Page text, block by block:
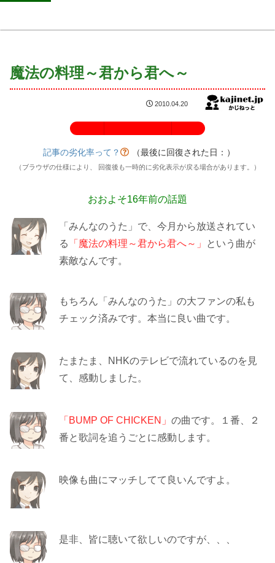
魔法の料理～君から君へ～
2010.04.20
記事の劣化率って？ （最後に回復された日： ）
（ブラウザの仕様により、 回復後も一時的に劣化表示が戻る場合があります。）
おおよそ16年前の話題
「みんなのうた」で、今月から放送されてい
る
「魔法の料理～君から君へ～」
という曲が
素敵なんです。
もちろん「みんなのうた」の大ファンの私も
チェック済みです。本当に良い曲です。
たまたま、NHKのテレビで流れているのを見
て、感動しました。
「BUMP OF CHICKEN」 の曲です。１番、２
番と歌詞を追うごとに感動します。
映像も曲にマッチしてて良いんですよ。
是非、皆に聴いて欲しいのですが、、、